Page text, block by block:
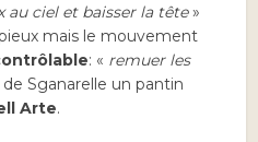
au ciel et baisser la tête»
mais le mouvement
: « remuer les
Sganarelle un pantin
Arte.